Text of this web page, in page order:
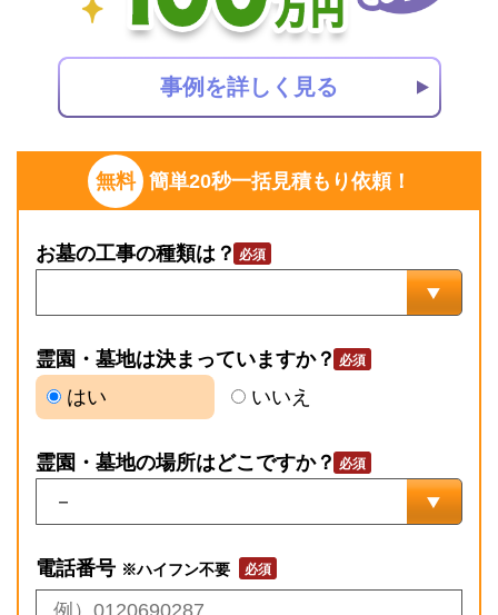
無料 簡単20秒一括見積もり依頼！
お墓の工事の種類は？
霊園・墓地は決まっていますか？
はい
いいえ
霊園・墓地の場所はどこですか？
電話番号 ※ハイフン不要
事例を詳しく見る